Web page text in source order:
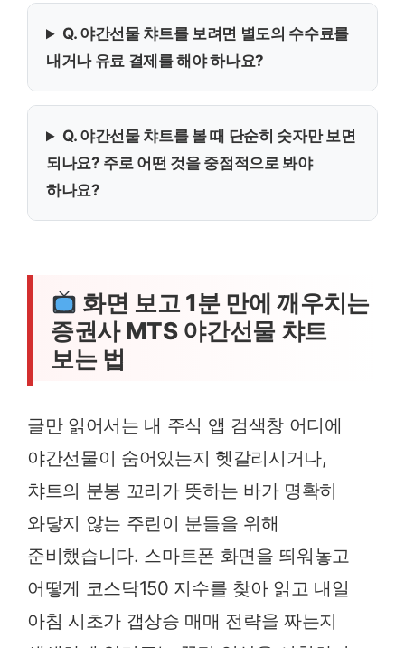
Q. 야간선물 챠트를 보려면 별도의 수수료를
내거나 유료 결제를 해야 하나요?
Q. 야간선물 챠트를 볼 때 단순히 숫자만 보면
되나요? 주로 어떤 것을 중점적으로 봐야
하나요?
화면 보고 1분 만에 깨우치는
증권사 MTS 야간선물 챠트
보는 법
글만 읽어서는 내 주식 앱 검색창 어디에
야간선물이 숨어있는지 헷갈리시거나,
챠트의 분봉 꼬리가 뜻하는 바가 명확히
와닿지 않는 주린이 분들을 위해
준비했습니다. 스마트폰 화면을 띄워놓고
어떻게 코스닥150 지수를 찾아 읽고 내일
아침 시초가 갭상승 매매 전략을 짜는지